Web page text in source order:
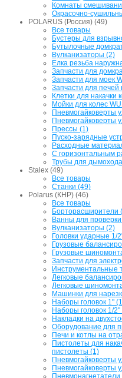
Комнаты
Окрасочно-
POLARUS (Россия) (49)
Все товары
Бустеры для
Бутылочные
Вулканизаторы (2)
Елка резьба
Запчасти для
Запчасти для моек
Запчасти для печей
Клетки для накачки
Мойки для колес
Пневмогайковерты
Пневмогайковерты
Прессы (1)
Пуско-зарядные
Расходные
С горизонтальным
Трубы для
Stalex (49)
Все товары
Станки (49)
Polarus (КНР) (46)
Все товары
Борторасширители
Ванны для проверки
Вулканизаторы (2)
Головки ударные 1/
Грузовые
Грузовые
Запчасти для
Инструментальные
Легковые
Легковые
Машинки для
Наборы головок 1"
Наборы головок 1/2"
Накладки на
Оборудование для
Печи и котлы на
Пистолеты для
пистолеты (1)
Пневмогайковерты
Пневмогайковерты